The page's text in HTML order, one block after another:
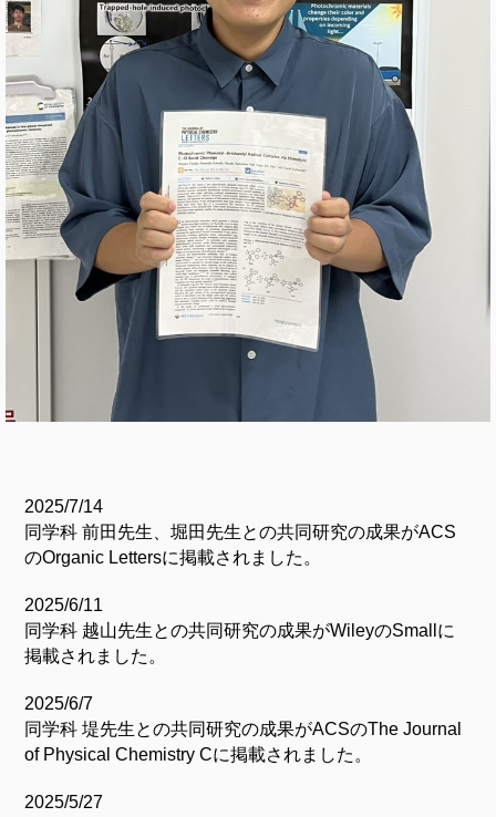
2025/7/14
同学科 前田先生、堀田先生との共同研究の成果がACS
のOrganic Lettersに掲載されました。
2025/6/11
同学科 越山先生との共同研究の成果がWileyのSmallに
掲載されました。
2025/6/7
同学科 堤先生との共同研究の成果がACSのThe Journal
of Physical Chemistry Cに掲載されました。
2025/5/27